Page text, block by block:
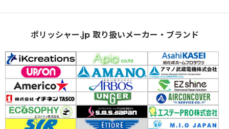
ポリッシャー.jp 取り扱いメーカー・ブランド